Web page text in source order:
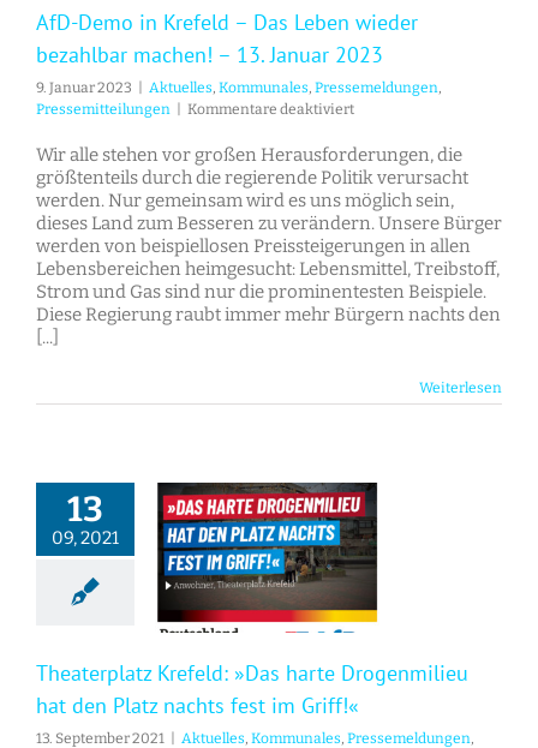
AfD-Demo in Krefeld – Das Leben wieder
bezahlbar machen! – 13. Januar 2023
9. Januar 2023 Aktuelles, Kommunales, Pressemeldungen,
Pressemitteilungen
Kommentare deaktiviertfür
Demo
in
Krefeld
–
Leben
bezahlbar
machen!
Wir alle stehen vor großen Herausforderungen, die
größtenteils durch die regierende Politik verursacht
werden. Nur gemeinsam wird es uns möglich sein,
dieses Land zum Besseren zu verändern. Unsere Bürger
werden von beispiellosen Preissteigerungen in allen
Lebensbereichen heimgesucht: Lebensmittel, Treibstoff,
Strom und Gas sind nur die prominentesten Beispiele.
Diese Regierung raubt immer mehr Bürgern nachts den
[...]
Weiterlesen
13
09, 2021
Theaterplatz Krefeld: »Das harte Drogenmilieu
hat den Platz nachts fest im Griff!«
13. September 2021 Aktuelles Kommunales Pressemeldungen